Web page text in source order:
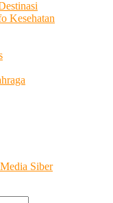
Kesehatan
Siber